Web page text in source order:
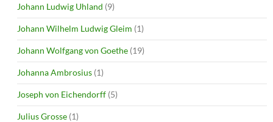
Johann Ludwig Uhland (9)
Johann Wilhelm Ludwig Gleim (1)
Johann Wolfgang von Goethe (19)
Johanna Ambrosius (1)
Joseph von Eichendorff (5)
Julius Grosse (1)